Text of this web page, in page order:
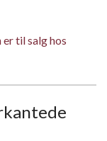
til salg hos